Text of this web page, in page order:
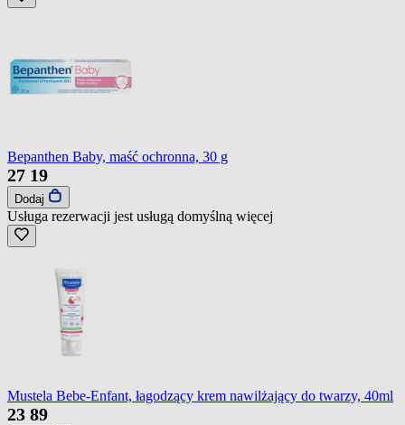
Bepanthen Baby, maść ochronna, 30 g
27 19
Dodaj
Usługa rezerwacji jest usługą domyślną więcej
Mustela Bebe-Enfant, łagodzący krem nawilżający do twarzy, 40ml
23 89